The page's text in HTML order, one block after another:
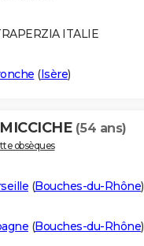
ITALIE
(Isère)
(54 ans)
obsèques
(Bouches-du-Rhône)
(Bouches-du-Rhône)